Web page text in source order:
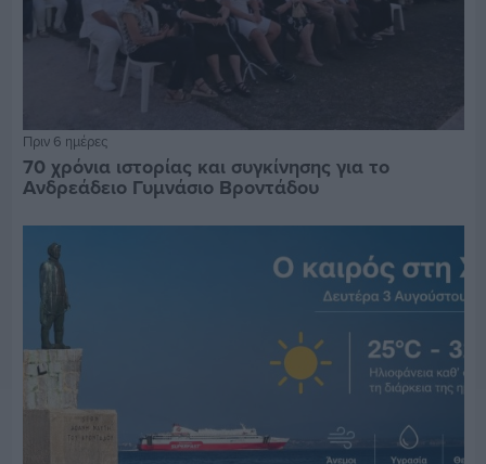
Πριν 6 ημέρες
70 χρόνια ιστορίας και συγκίνησης για το
Ανδρεάδειο Γυμνάσιο Βροντάδου